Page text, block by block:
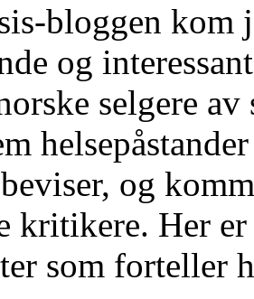
bloggen kom
og
selgere
og
kritikere. Her
som forteller